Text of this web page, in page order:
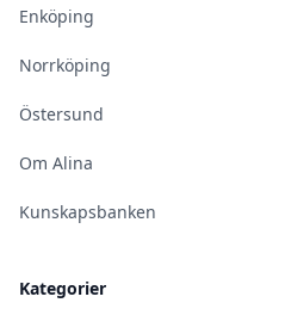
Enköping
Norrköping
Östersund
Om Alina
Kunskapsbanken
Kategorier